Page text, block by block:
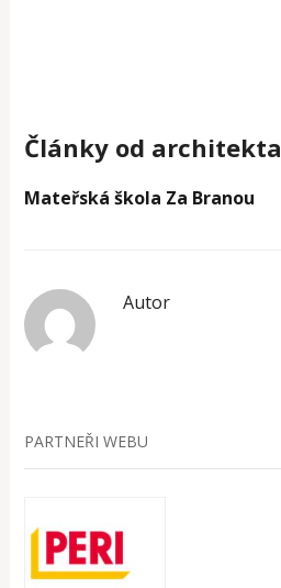
Články od architekta
Mateřská škola Za Branou
Autor
PARTNEŘI WEBU